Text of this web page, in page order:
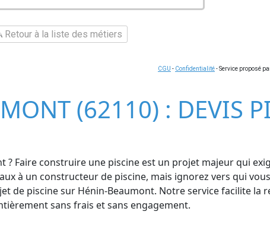
Retour à la liste des métiers
CGU - Confidentialité- Service proposé
(62110) : DEVIS
Faire construire une piscine est un projet majeur qui
à un constructeur de piscine, mais ignorez vers qui
de piscine sur Hénin-Beaumont. Notre service facilite la
sans frais et sans engagement.